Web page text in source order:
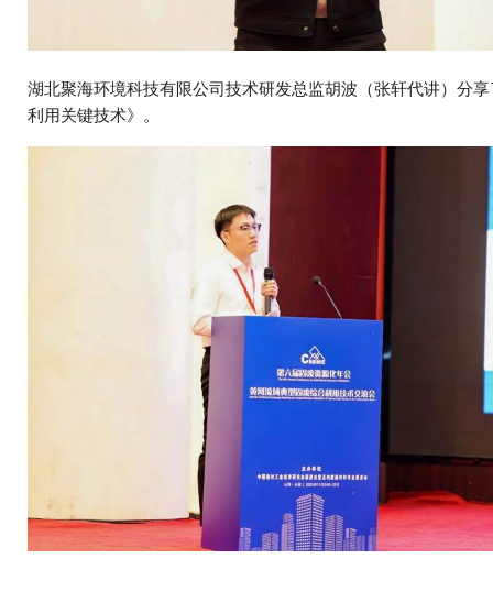
湖北聚海环境科技有限公司技术研发总监胡波（张轩代讲）分
利用关键技术》。